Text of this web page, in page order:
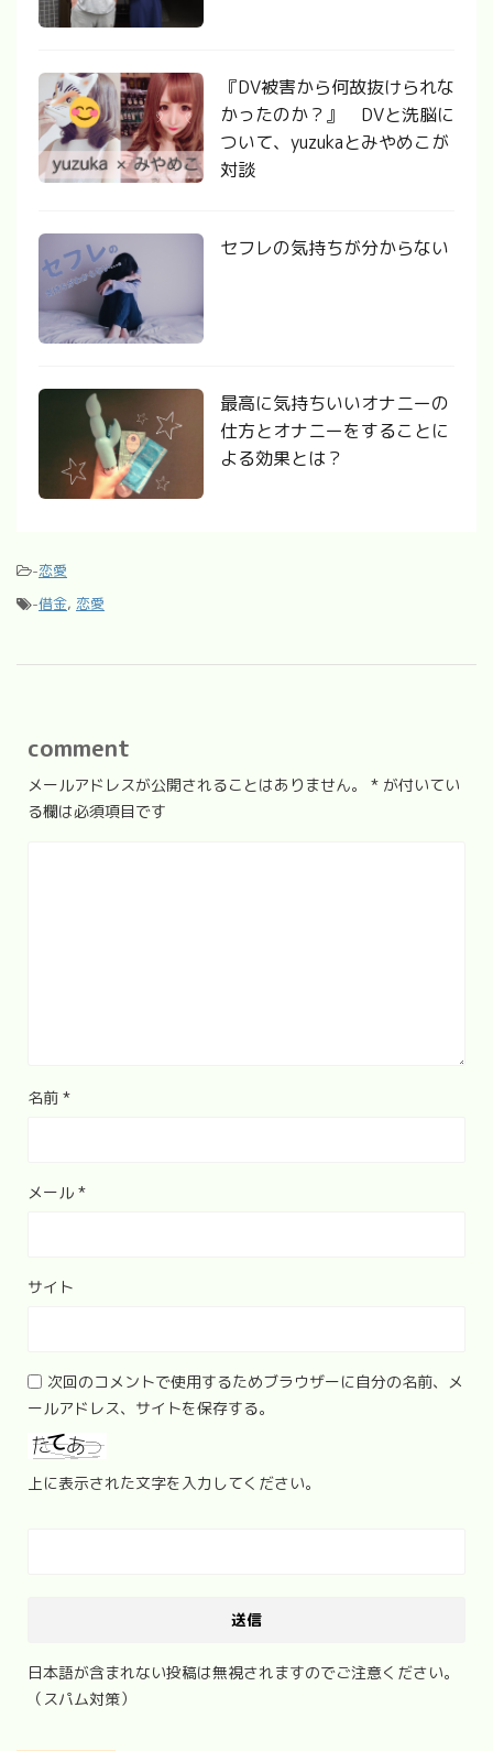
『DV被害から何故抜けられな
かったのか？』 DVと洗脳に
ついて、yuzukaとみやめこが
対談
セフレの気持ちが分からない
最高に気持ちいいオナニーの
仕方とオナニーをすることに
よる効果とは？
-恋愛
-借金, 恋愛
comment
メールアドレスが公開されることはありません。 * が付いてい
る欄は必須項目です
名前 *
メール *
サイト
次回のコメントで使用するためブラウザーに自分の名前、メ
ールアドレス、サイトを保存する。
上に表示された文字を入力してください。
日本語が含まれない投稿は無視されますのでご注意ください。
（スパム対策）